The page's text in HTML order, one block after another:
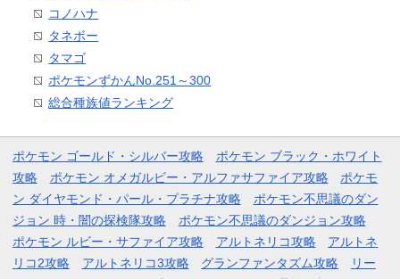
コノハナ
タネボー
タマゴ
ポケモンずかんNo.251～300
総合種族値ランキング
ポケモン ゴールド・シルバー攻略
ポケモン ブラック・ホワイト
攻略
ポケモン オメガルビー・アルファサファイア攻略
ポケモ
ン ダイヤモンド・パール・プラチナ攻略
ポケモン不思議のダン
ジョン 時・闇の探検隊攻略
ポケモン不思議のダンジョン攻略
ポケモン ルビー・サファイア攻略
アルトネリコ攻略
アルトネ
リコ2攻略
アルトネリコ3攻略 グランファンタズム攻略
リー